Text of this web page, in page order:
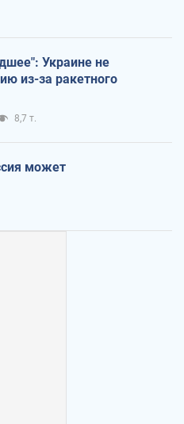
Украине не
из-за ракетного
8,7 т.
может